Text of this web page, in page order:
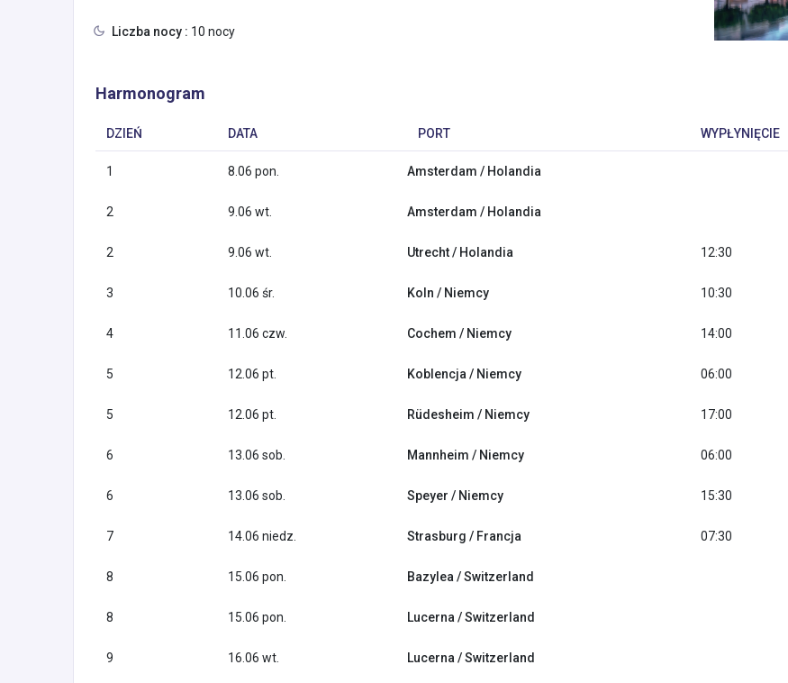
Liczba nocy : 10 nocy
Harmonogram
DZIEŃ DATA PORT WYPŁYNIĘCIE
1 8.06 pon. Amsterdam / Holandia
2 9.06 wt. Amsterdam / Holandia
2 9.06 wt. Utrecht / Holandia 12:30
3 10.06 śr. Koln / Niemcy 10:30
4 11.06 czw. Cochem / Niemcy 14:00
5 12.06 pt. Koblencja / Niemcy 06:00
5 12.06 pt. Rüdesheim / Niemcy 17:00
6 13.06 sob. Mannheim / Niemcy 06:00
6 13.06 sob. Speyer / Niemcy 15:30
7 14.06 niedz. Strasburg / Francja 07:30
8 15.06 pon. Bazylea / Switzerland
8 15.06 pon. Lucerna / Switzerland
9 16.06 wt. Lucerna / Switzerland